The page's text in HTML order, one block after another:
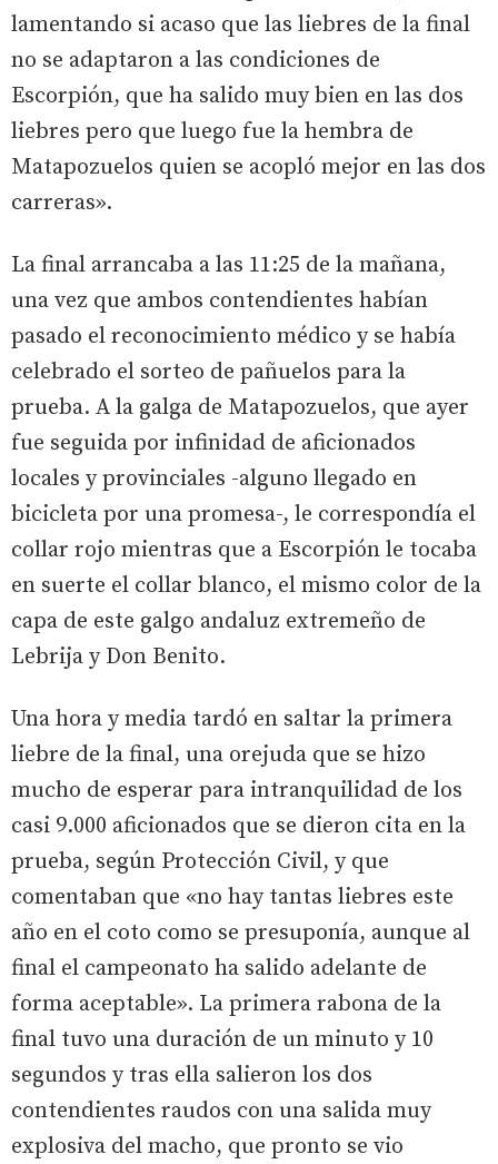
lamentando si acaso que las liebres de la final
no se adaptaron a las condiciones de
Escorpión, que ha salido muy bien en las dos
liebres pero que luego fue la hembra de
Matapozuelos quien se acopló mejor en las dos
carreras».
La final arrancaba a las 11:25 de la mañana,
una vez que ambos contendientes habían
pasado el reconocimiento médico y se había
celebrado el sorteo de pañuelos para la
prueba. A la galga de Matapozuelos, que ayer
fue seguida por infinidad de aficionados
locales y provinciales -alguno llegado en
bicicleta por una promesa-, le correspondía el
collar rojo mientras que a Escorpión le tocaba
en suerte el collar blanco, el mismo color de la
capa de este galgo andaluz extremeño de
Lebrija y Don Benito.
Una hora y media tardó en saltar la primera
liebre de la final, una orejuda que se hizo
mucho de esperar para intranquilidad de los
casi 9.000 aficionados que se dieron cita en la
prueba, según Protección Civil, y que
comentaban que «no hay tantas liebres este
año en el coto como se presuponía, aunque al
final el campeonato ha salido adelante de
forma aceptable». La primera rabona de la
final tuvo una duración de un minuto y 10
segundos y tras ella salieron los dos
contendientes raudos con una salida muy
explosiva del macho, que pronto se vio